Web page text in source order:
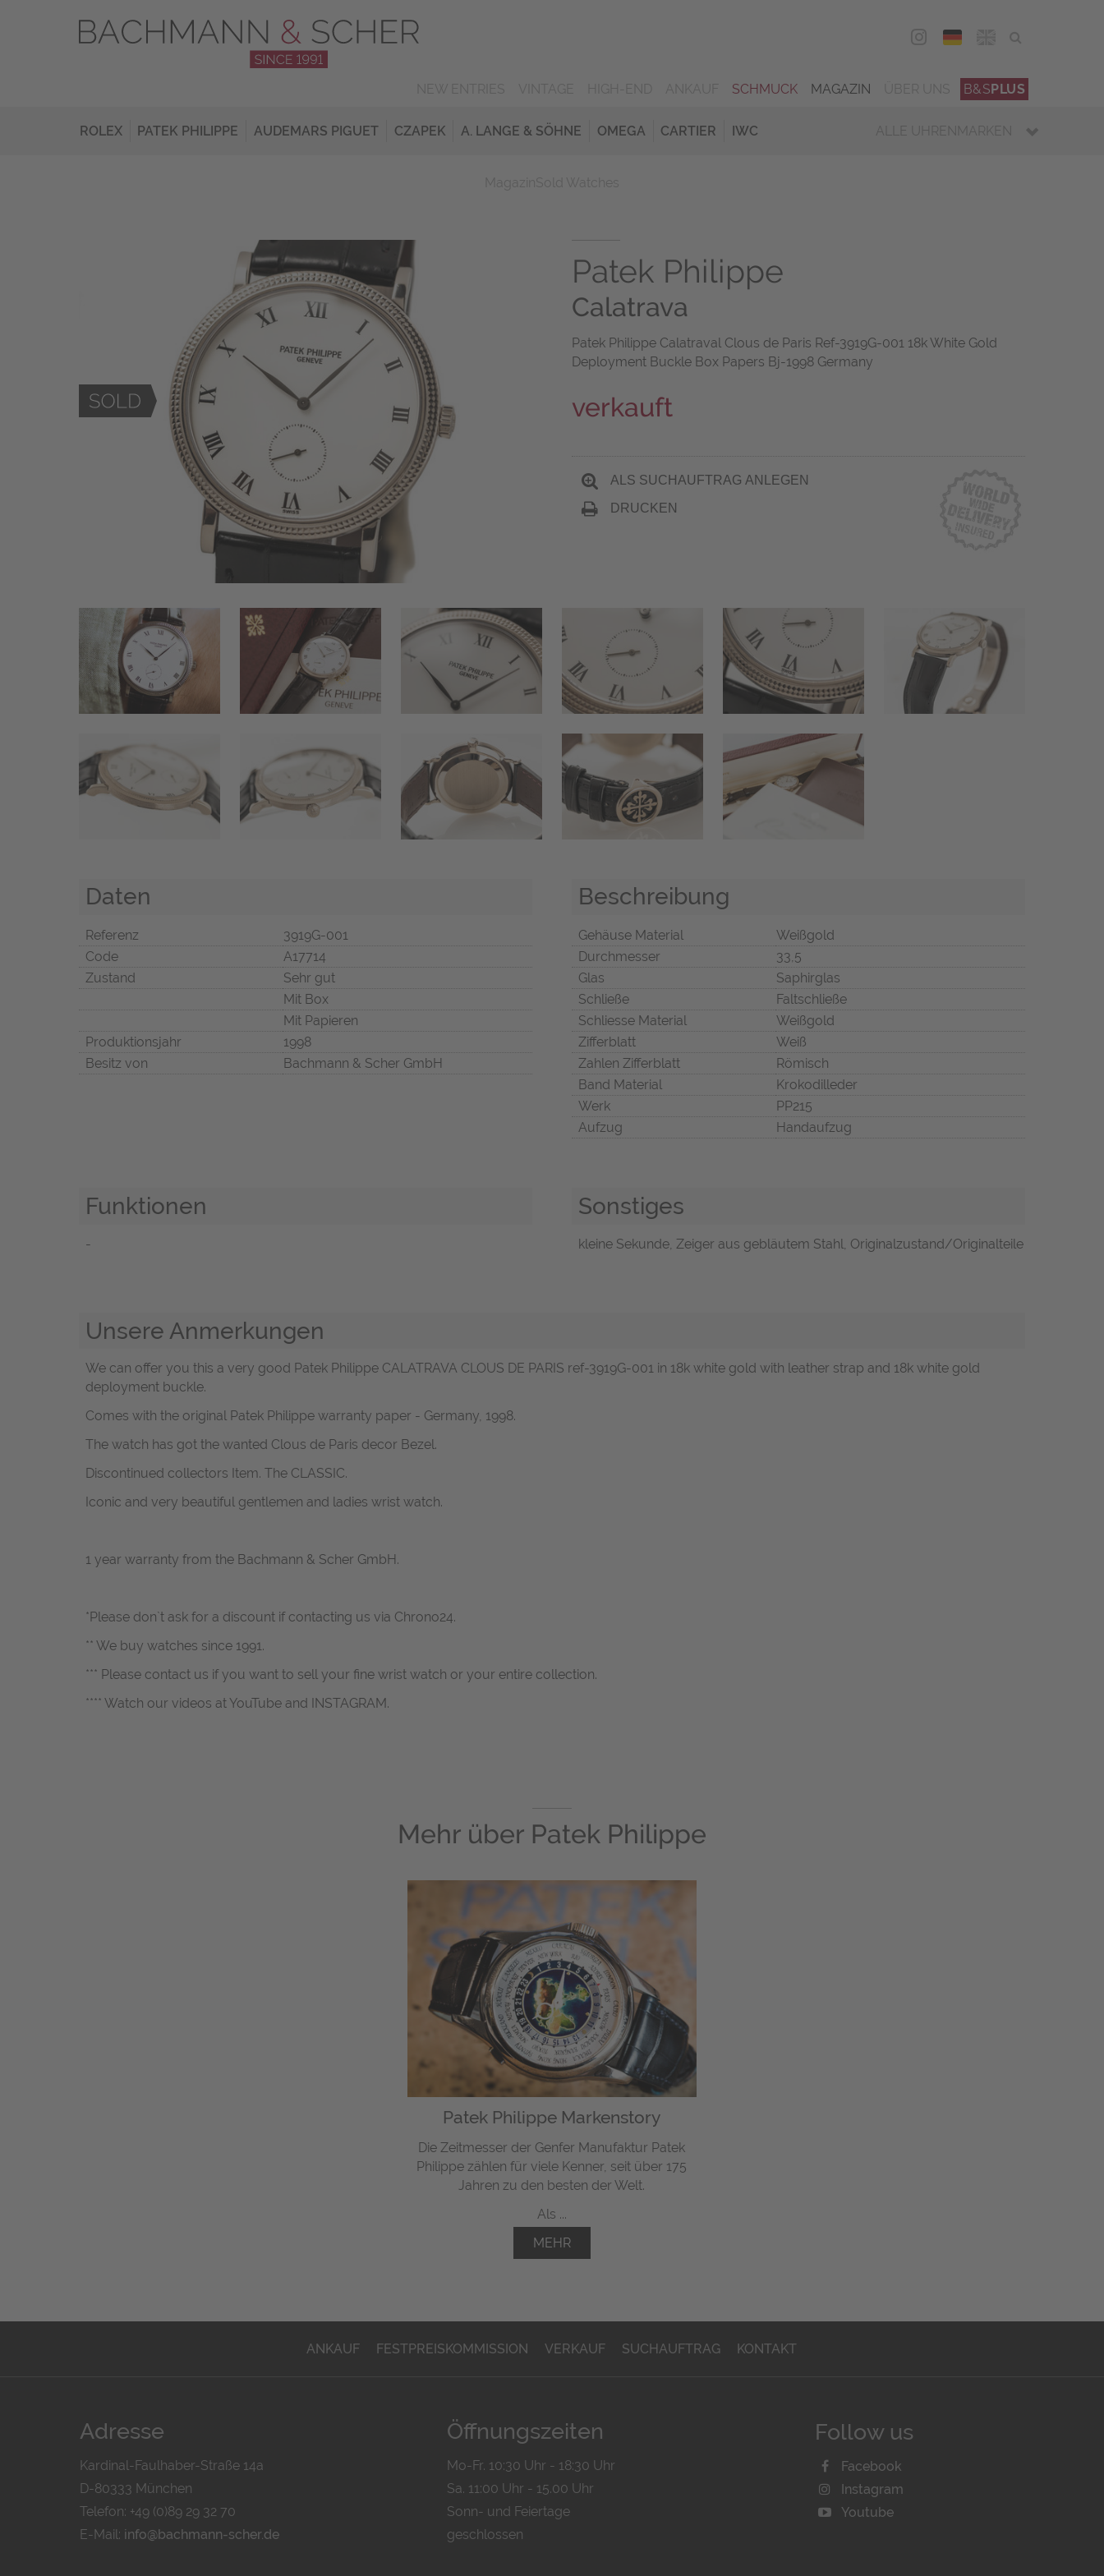
DEU
SCHMUCK MAGAZIN B&SPLUS
ROLEX PATEK PHILIPPE AUDEMARS PIGUET CZAPEK A. LANGE & SÖHNE OMEGA CARTIER IWC ALLE UHRENMARKEN
Patek Philippe
Calatrava
Patek Philippe Calatraval Clous de Paris Ref-3919G-001 18k White Gold
Deployment Buckle Box Papers Bj-1998 Germany
verkauft
ALS SUCHAUFTRAG ANLEGEN
DRUCKEN
Daten
Referenz
3919G-001
Code
A17714
Zustand
Sehr gut
Mit Box
Mit Papieren
Produktionsjahr
1998
Besitz von
Bachmann & Scher GmbH
Beschreibung
Gehäuse Material
Weißgold
Durchmesser
33,5
Glas
Saphirglas
Schließe
Faltschließe
Schliesse Material
Weißgold
Zifferblatt
Weiß
Zahlen Zifferblatt
Römisch
Band Material
Krokodilleder
Werk
PP215
Aufzug
Handaufzug
Funktionen
-
Sonstiges
kleine Sekunde, Zeiger aus gebläutem Stahl, Originalzustand/Originalteile
Unsere Anmerkungen
We can offer you this a very good Patek Philippe CALATRAVA CLOUS DE PARIS ref-3919G-001 in 18k white gold with leather strap and 18k white gold
deployment buckle.
Comes with the original Patek Philippe warranty paper - Germany, 1998.
The watch has got the wanted Clous de Paris decor Bezel.
Discontinued collectors Item. The CLASSIC.
Iconic and very beautiful gentlemen and ladies wrist watch.
1 year warranty from the Bachmann & Scher GmbH.
*Please don`t ask for a discount if contacting us via Chrono24.
** We buy watches since 1991.
*** Please contact us if you want to sell your fine wrist watch or your entire collection.
**** Watch our videos at YouTube and INSTAGRAM.
Mehr über Patek Philippe
Patek Philippe Markenstory
Die Zeitmesser der Genfer Manufaktur Patek
Philippe zählen für viele Kenner, seit über 175
Jahren zu den besten der Welt.
Als ...
MEHR
ANKAUF FESTPREISKOMMISSION VERKAUF SUCHAUFTRAG KONTAKT
Adresse
Kardinal-Faulhaber-Straße 14a
D-80333 München
Telefon: +49 (0)89 29 32 70
E-Mail: info@bachmann-scher.de
Öffnungszeiten
Mo-Fr. 10:30 Uhr - 18:30 Uhr
Sa. 11:00 Uhr - 15.00 Uhr
Sonn- und Feiertage
geschlossen
Follow us
Facebook
Instagram
Youtube